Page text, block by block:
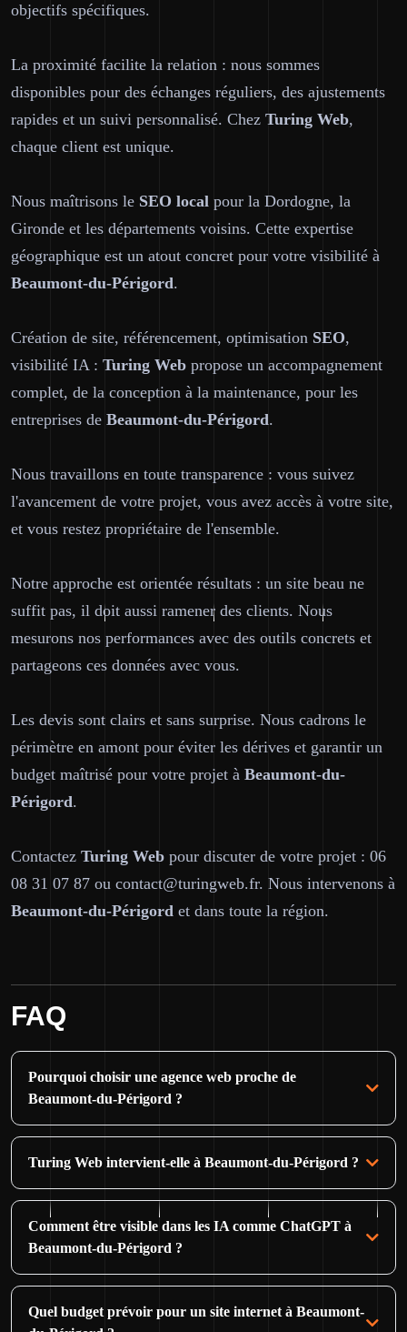
objectifs spécifiques.
La proximité facilite la relation : nous sommes
disponibles pour des échanges réguliers, des ajustements
rapides et un suivi personnalisé. Chez Turing Web,
chaque client est unique.
Nous maîtrisons le SEO local pour la Dordogne, la
Gironde et les départements voisins. Cette expertise
géographique est un atout concret pour votre visibilité à
Beaumont-du-Périgord.
Création de site, référencement, optimisation SEO,
visibilité IA : Turing Web propose un accompagnement
complet, de la conception à la maintenance, pour les
entreprises de Beaumont-du-Périgord.
Nous travaillons en toute transparence : vous suivez
l'avancement de votre projet, vous avez accès à votre site,
et vous restez propriétaire de l'ensemble.
Notre approche est orientée résultats : un site beau ne
suffit pas, il doit aussi ramener des clients. Nous
mesurons nos performances avec des outils concrets et
partageons ces données avec vous.
Les devis sont clairs et sans surprise. Nous cadrons le
périmètre en amont pour éviter les dérives et garantir un
budget maîtrisé pour votre projet à Beaumont-du-
Périgord.
Contactez Turing Web pour discuter de votre projet : 06
08 31 07 87 ou contact@turingweb.fr. Nous intervenons à
Beaumont-du-Périgord et dans toute la région.
FAQ
Pourquoi choisir une agence web proche de
Beaumont-du-Périgord ?
Turing Web intervient-elle à Beaumont-du-Périgord ?
Comment être visible dans les IA comme ChatGPT à
Beaumont-du-Périgord ?
Quel budget prévoir pour un site internet à Beaumont-